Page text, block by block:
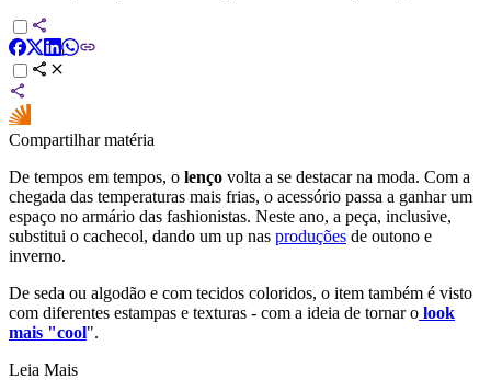
Compartilhar matéria
De tempos em tempos, o lenço volta a se destacar na moda. Com a
chegada das temperaturas mais frias, o acessório passa a ganhar um
espaço no armário das fashionistas. Neste ano, a peça, inclusive,
substitui o cachecol, dando um up nas produções de outono e
inverno.
De seda ou algodão e com tecidos coloridos, o item também é visto
com diferentes estampas e texturas - com a ideia de tornar o look
mais "cool".
Leia Mais